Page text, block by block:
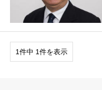
1件中 1件を表示